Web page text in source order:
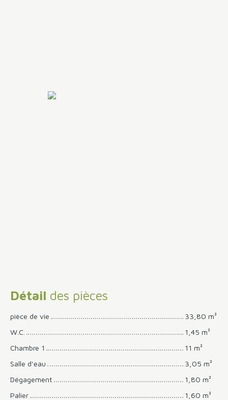
Détail des pièces
pièce de vie
33,80 m²
W.C.
1,45 m²
Chambre 1
11 m²
Salle d'eau
3,05 m²
Dégagement
1,80 m²
Palier
1,60 m²